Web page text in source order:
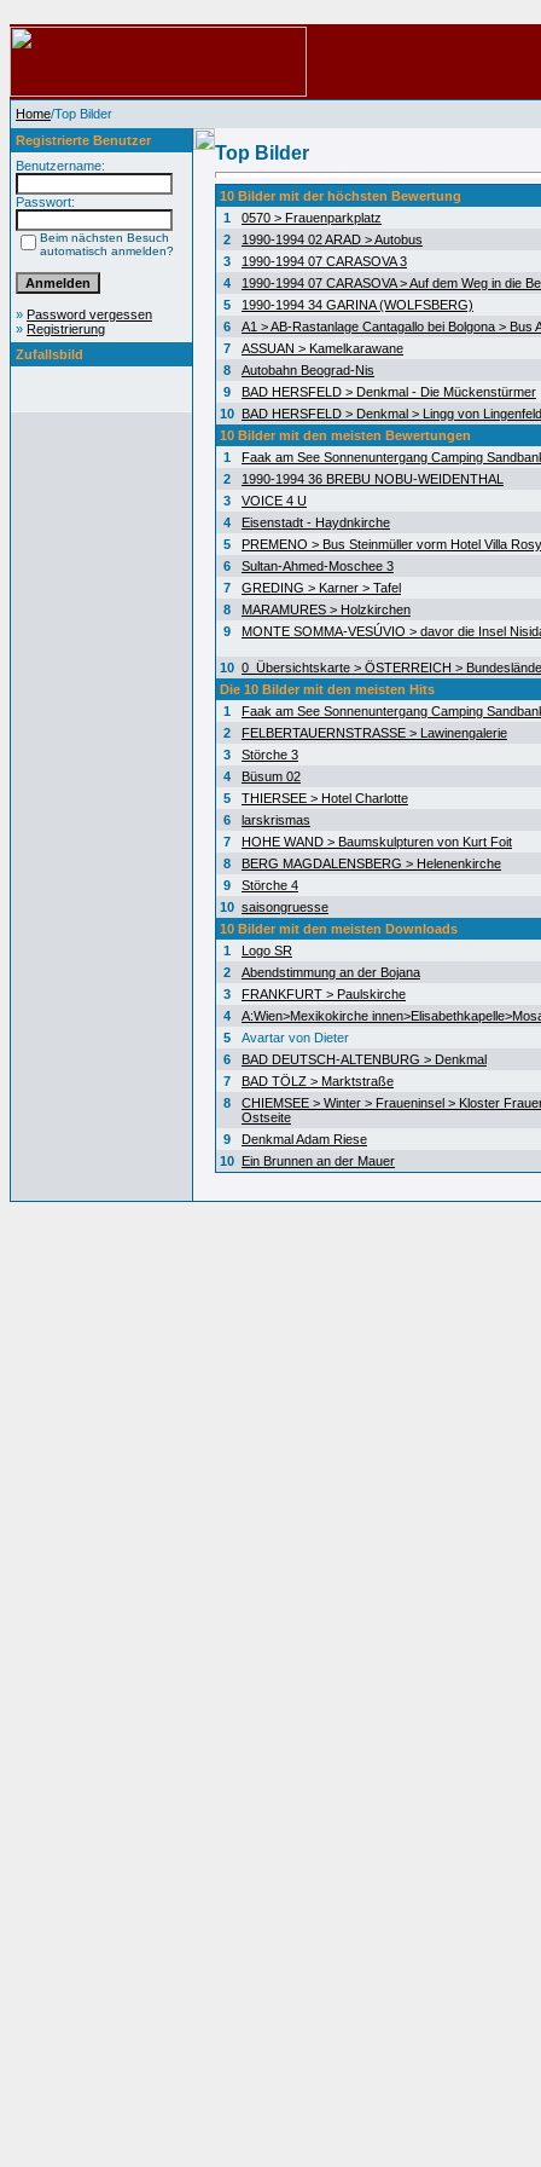
Home/Top Bilder
Registrierte Benutzer
Benutzername:
Passwort:
Beim nächsten Besuch
automatisch anmelden?
» Password vergessen
» Registrierung
Zufallsbild
Top Bilder
10 Bilder mit der höchsten Bewertung
1
0570 > Frauenparkplatz
2
1990-1994 02 ARAD > Autobus
3
1990-1994 07 CARASOVA 3
4
1990-1994 07 CARASOVA > Auf dem Weg in die
5
1990-1994 34 GARINA (WOLFSBERG)
6
A1 > AB-Rastanlage Cantagallo bei Bolgona > Bus
7
ASSUAN > Kamelkarawane
8
Autobahn Beograd-Nis
9
BAD HERSFELD > Denkmal - Die Mückenstürmer
10 BAD HERSFELD > Denkmal > Lingg von Lingenfeld
10 Bilder mit den meisten Bewertungen
1
Faak am See Sonnenuntergang Camping
2
1990-1994 36 BREBU NOBU-WEIDENTHAL
3
VOICE 4 U
4
Eisenstadt - Haydnkirche
5
PREMENO > Bus Steinmüller vorm Hotel Villa Rosy
6
Sultan-Ahmed-Moschee 3
7
GREDING > Karner > Tafel
8
MARAMURES > Holzkirchen
9
MONTE SOMMA-VESÚVIO > davor die Insel
10 0_Übersichtskarte > ÖSTERREICH >
Die 10 Bilder mit den meisten Hits
1
Faak am See Sonnenuntergang Camping
2
FELBERTAUERNSTRASSE > Lawinengalerie
3
Störche 3
4
Büsum 02
5
THIERSEE > Hotel Charlotte
6
larskrismas
7
HOHE WAND > Baumskulpturen von Kurt Foit
8
BERG MAGDALENSBERG > Helenenkirche
9
Störche 4
10 saisongruesse
10 Bilder mit den meisten Downloads
1
Logo SR
2
Abendstimmung an der Bojana
3
FRANKFURT > Paulskirche
4
A:Wien>Mexikokirche
5
Avartar von Dieter
6
BAD DEUTSCH-ALTENBURG > Denkmal
7
BAD TÖLZ > Marktstraße
8
CHIEMSEE > Winter > Fraueninsel > Kloster
Ostseite
9
Denkmal Adam Riese
10 Ein Brunnen an der Mauer